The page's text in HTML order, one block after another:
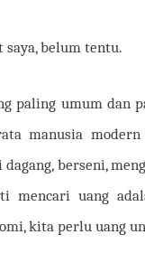
belum tentu.
paling umum dan
manusia
berseni,
mencari uang
kita perlu uang